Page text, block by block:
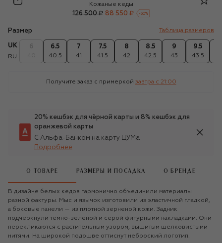
Zilli
Кожаные кеды
126 500 ₽ 88 550 ₽ -30%
Размер Таблица размеров
UK
RU
6.5
40.5
7
41
7.5
41.5
8
42
8.5
42.5
9
43
9.5
43.5
Получите заказ с примеркой завтра c 21:00
20% кешбэк для чёрной карты и 8% кешбэк для
оранжевой карты
С Альфа-Банком на карту ЦУМа
Подробнее
О ТОВАРЕ РАЗМЕРЫ И ПОСАДКА О БРЕНДЕ
В дизайне белых кедов гармонично объединили материалы
разной фактуры. Мыс и язычок изготовили из эластичной гладкой,
а боковые панели — из плотной зерненой кожи. Задник
подчеркнули темно-зеленой и серой фигурными накладками. Они
перекликаются с растительным узором, вышитым шелковистыми
нитями. На широкой подошве оттиснут неброский логотип.